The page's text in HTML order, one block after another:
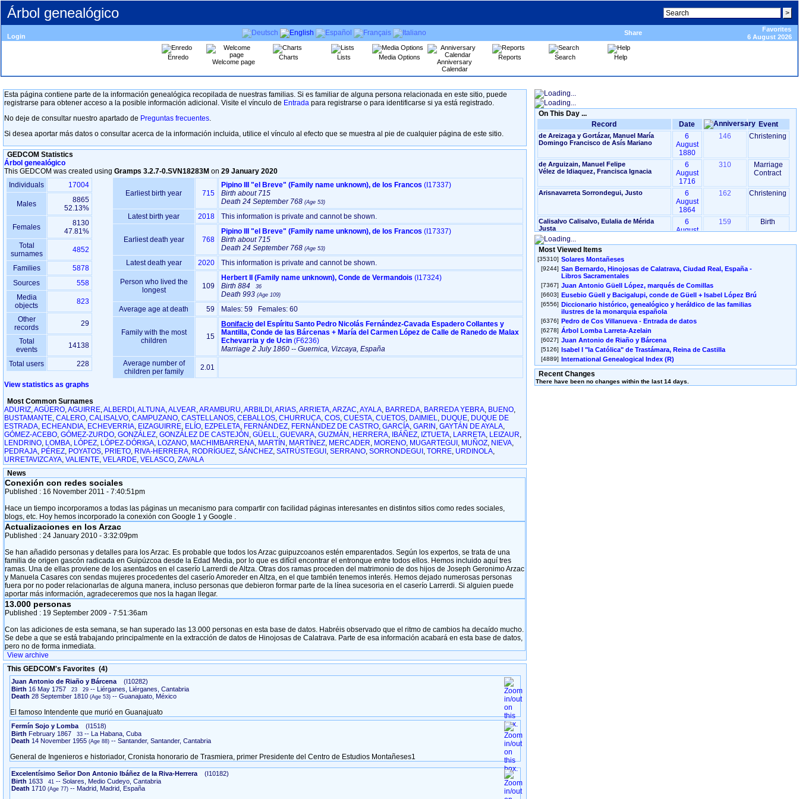
Árbol genealógico
Login Share
Favorites
6 August 2026
Enredo
Welcome page
Charts Lists Media Options
Anniversary
Calendar
Reports Search Help
Esta página contiene parte de la información genealógica recopilada de nuestras familias. Si es familiar de alguna persona relacionada en este sitio, puede
registrarse para obtener acceso a la posible información adicional. Visite el vínculo de Entrada para registrarse o para identificarse si ya está registrado.
No deje de consultar nuestro apartado de Preguntas frecuentes.
Si desea aportar más datos o consultar acerca de la información incluida, utilice el vínculo al efecto que se muestra al pie de cualquier página de este sitio.
GEDCOM Statistics
Árbol genealógico
This GEDCOM was created using Gramps 3.2.7-0.SVN18283M on 29 January 2020
Individuals
17004
Males
8865
52.13%
Females
8130
47.81%
Total
surnames
4852
Families
5878
Sources
558
Media
objects
823
Other
records
29
Total
events
14138
Total users 228
Earliest birth year 715
Pipino III "el Breve" ‏(Family name unknown)‏, de los Francos ‎(I17337)‎
Birth about 715
Death 24 September 768
Latest birth year 2018 This information is private and cannot be shown.
Earliest death year 768
Pipino III "el Breve" ‏(Family name unknown)‏, de los Francos ‎(I17337)‎
Birth about 715
Death 24 September 768
Latest death year 2020 This information is private and cannot be shown.
Person who lived the
longest
109
Herbert II ‏(Family name unknown)‏, Conde de Vermandois ‎(I17324)‎
Birth 884 36
Death 993
Average age at death 59 Males: 59 Females: 60
Family with the most
children
15
Bonifacio del Espíritu Santo Pedro Nicolás Fernández-Cavada Espadero Collantes y
Mantilla, Conde de las Bárcenas + María del Carmen López de Calle de Ranedo de Malax
Echevarria y de Ucin ‎(F6236)‎
Marriage 2 July 1860 -- Guernica, Vizcaya, España
Average number of
children per family
2.01
View statistics as graphs
Most Common Surnames
ADURIZ,AGÜERO,AGUIRRE,ALBERDI ,ALTUNA,ALVEAR,ARAMBURU,ARBILDI ,ARIAS,ARRIETA,ARZAC,AYALA, BARREDA, BARREDA YEBRA, BUENO,
BUSTAMANTE, CALERO, CALISALVO, CAMPUZANO, CASTELLANOS, CEBALLOS, CHURRUCA, COS, CUESTA, CUETOS, DAIMIEL, DUQUE, DUQUE DE
ESTRADA, ECHEANDIA, ECHEVERRIA, EIZAGUIRRE, ELÍO, EZPELETA, FERNÁNDEZ, FERNÁNDEZ DE CASTRO, GARCÍA, GARIN , GAYTÁN DE AYALA,
GÓMEZ-ACEBO, GÓMEZ-ZURDO, GONZÁLEZ, GONZÁLEZ DE CASTEJÓN , GÜELL, GUEVARA, GUZMÁN , HERRERA, IBÁÑEZ, IZTUETA, LARRETA, LEIZAUR,
LENDRINO, LOMBA, LÓPEZ, LÓPEZ-DÓRIGA, LOZANO, MACHIMBARRENA, MARTÍN , MARTÍNEZ, MERCADER, MORENO, MUGARTEGUI , MUÑOZ, NIEVA,
PEDRAJA, PÉREZ, POYATOS, PRIETO, RIVA-HERRERA, RODRÍGUEZ, SÁNCHEZ, SATRÚSTEGUI , SERRANO, SORRONDEGUI , TORRE, URDINOLA,
URRETAVIZCAYA, VALIENTE, VELARDE, VELASCO, ZAVALA
News
Conexión con redes sociales
Published : 16 November 2011 - 7:40:51pm
Hace un tiempo incorporamos a todas las páginas un mecanismo para compartir con facilidad páginas interesantes en distintos sitios como redes sociales,
blogs, etc. Hoy hemos incorporado la conexión con Google 1 y Google .
Actualizaciones en los Arzac
Published : 24 January 2010 - 3:32:09pm
Se han añadido personas y detalles para los Arzac. Es probable que todos los Arzac guipuzcoanos estén emparentados. Según los expertos, se trata de una
familia de origen gascón radicada en Guipúzcoa desde la Edad Media, por lo que es difícil encontrar el entronque entre todos ellos. Hemos incluido aquí tres
ramas. Una de ellas proviene de los asentados en el caserío Larrerdi de Altza. Otras dos ramas proceden del matrimonio de dos hijos de Joseph Geronimo Arzac
y Manuela Casares con sendas mujeres procedentes del caserío Amoreder en Altza, en el que también tenemos interés. Hemos dejado numerosas personas
fuera por no poder relacionarlas de alguna manera, incluso personas que debieron formar parte de la línea sucesoria en el caserío Larrerdi. Si alguien puede
aportar más información, agradeceremos que nos la hagan llegar.
13.000 personas
Published : 19 September 2009 - 7:51:36am
Con las adiciones de esta semana, se han superado las 13.000 personas en esta base de datos. Habréis observado que el ritmo de cambios ha decaído mucho.
Se debe a que se está trabajando principalmente en la extracción de datos de Hinojosas de Calatrava. Parte de esa información acabará en esta base de datos,
pero no de forma inmediata.
View archive
This GEDCOM's Favorites (4)
Juan Antonio de Riaño y Bárcena
‎(I10282)‎
Birth 16 May 1757 23 29-- Liérganes, Liérganes, Cantabria
Death 28 September 1810 ‏(Age 53)‏-- Guanajuato, México
El famoso Intendente que murió en Guanajuato
Fermín Sojo y Lomba
‎(I1518)‎
Birth February 1867 33-- La Habana, Cuba
Death 14 November 1955 ‏(Age 88)‏-- Santander, Santander, Cantabria
General de Ingenieros e historiador, Cronista honorario de Trasmiera, primer Presidente del Centro de Estudios Montañeses1
Excelentísimo Señor Don Antonio Ibáñez de la Riva-Herrera
‎(I10182)‎
Birth 1633 41 -- Solares, Medio Cudeyo, Cantabria
Death 1710 ‏(Age 77)‏-- Madrid, Madrid, España
On This Day ...
Record
Date Event
de Areizaga y Gortázar, Manuel María
Domingo Francisco de Asís Mariano
6
August
1880
146 Christening
de Arguizain, Manuel Felipe
Vélez de Idiaquez, Francisca Ignacia
6
August
1716
310
Marriage
Contract
Arisnavarreta Sorrondegui, Justo
6
August
1864
162 Christening
Calisalvo Calisalvo, Eulalia de Mérida
Justa
6
August
159 Birth
de Campuzano y Junco, Teresa
1736
Daimiel Arias, Victoriano
Nieva Arias, Bonifacia
August
1883
Duque Bueno, Eugenia
6
1853
173
Duque Nieva, Justo Pastor, Ramón,
Bernardo
1809
Fernández del Castro y Gutiérrez del
Castro, Antonio Felipe
Fernández del Castro y Fernández de
Antón, Agustina Vicenta
6
1791
235 Marriage
Most Viewed Items
[35310] Solares Montañeses
[9244] San Bernardo, Hinojosas de Calatrava, Ciudad Real, España -
Libros Sacramentales
[7367] Juan Antonio Güell López, marqués de Comillas
[6603] Eusebio Güell y Bacigalupi, conde de Güell + Isabel López Brú
[6556] Diccionario histórico, genealógico y heráldico de las familias
ilustres de la monarquía española
[6376] Pedro de Cos Villanueva - Entrada de datos
[6278] Árbol Lomba Larreta-Azelain
[6027] Juan Antonio de Riaño y Bárcena
[5126] Isabel I "la Católica" de Trastámara, Reina de Castilla
[4889]
Recent Changes
There have been no changes within the last 14 days.